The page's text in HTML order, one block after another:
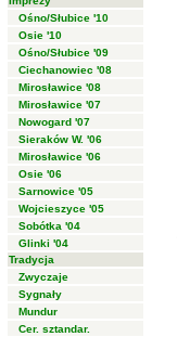
Ośno/Słubice '10
Osie '10
Ośno/Słubice '09
Ciechanowiec '08
Mirosławice '08
Mirosławice '07
Nowogard '07
Sieraków W. '06
Mirosławice '06
Osie '06
Sarnowice '05
Wojcieszyce '05
Sobótka '04
Glinki '04
Tradycja
Zwyczaje
Sygnały
Mundur
Cer. sztandar.